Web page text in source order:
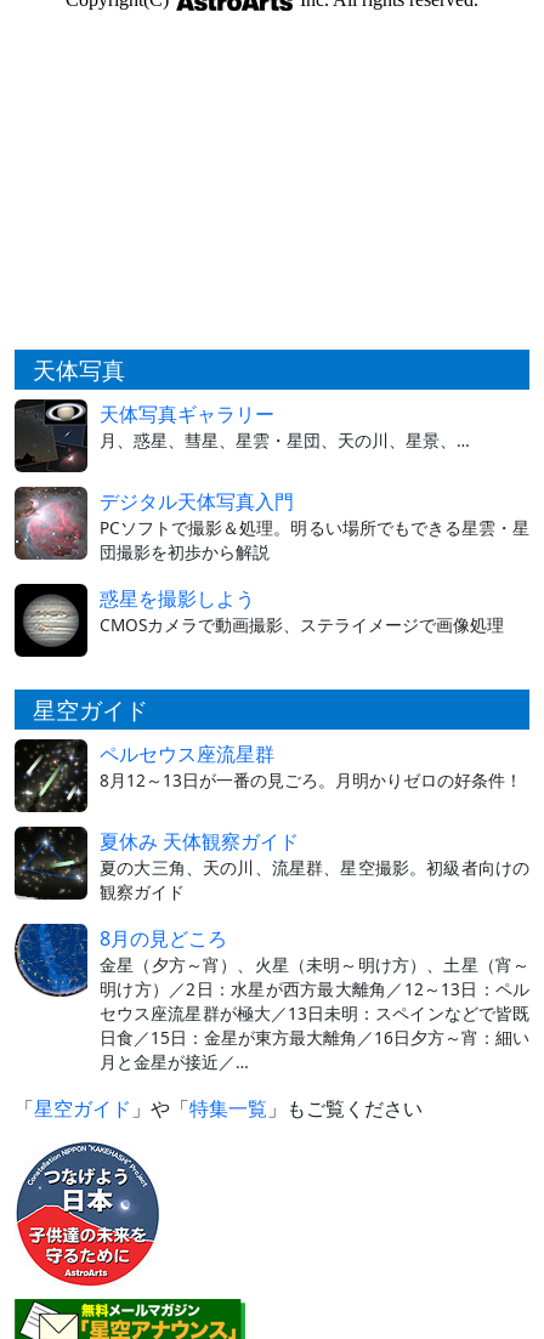
天体写真
天体写真ギャラリー
月、惑星、彗星、星雲・星団、天の川、星景、…
デジタル天体写真入門
PCソフトで撮影＆処理。明るい場所でもできる星雲・星
団撮影を初歩から解説
惑星を撮影しよう
CMOSカメラで動画撮影、ステライメージで画像処理
星空ガイド
ペルセウス座流星群
8月12～13日が一番の見ごろ。月明かりゼロの好条件！
夏休み 天体観察ガイド
夏の大三角、天の川、流星群、星空撮影。初級者向けの
観察ガイド
8月の見どころ
金星（夕方～宵）、火星（未明～明け方）、土星（宵～
明け方）／2日：水星が西方最大離角／12～13日：ペル
セウス座流星群が極大／13日未明：スペインなどで皆既
日食／15日：金星が東方最大離角／16日夕方～宵：細い
月と金星が接近／…
「星空ガイド 」や「特集一覧 」もご覧ください